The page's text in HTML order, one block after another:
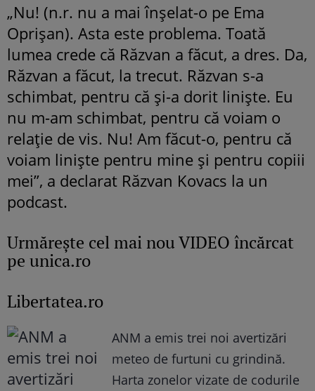
„Nu! (n.r. nu a mai înșelat-o pe Ema
Oprișan). Asta este problema. Toată
lumea crede că Răzvan a făcut, a dres. Da,
Răzvan a făcut, la trecut. Răzvan s-a
schimbat, pentru că și-a dorit liniște. Eu
nu m-am schimbat, pentru că voiam o
relație de vis. Nu! Am făcut-o, pentru că
voiam liniște pentru mine și pentru copiii
mei”, a declarat Răzvan Kovacs la un
podcast.
Urmăreşte cel mai nou VIDEO încărcat
pe unica.ro
Libertatea.ro
ANM a emis trei noi avertizări
meteo de furtuni cu grindină.
Harta zonelor vizate de codurile